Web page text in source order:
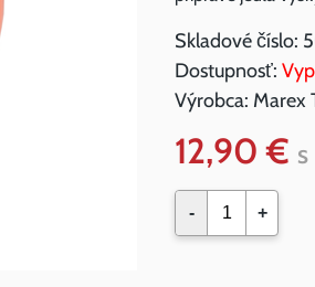
Skladové číslo:
Dostupnosť:
Výrobca: Marex
12,90 €
- +